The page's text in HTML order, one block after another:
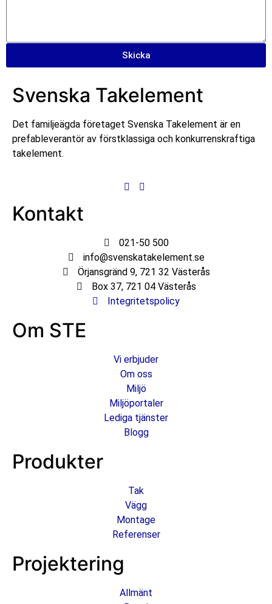
Skicka
Svenska Takelement
Det familjeägda företaget Svenska Takelement är en
prefableverantör av förstklassiga och konkurrenskraftiga
takelement.
Kontakt
021-50 500
info@svenskatakelement.se
Örjansgränd 9, 721 32 Västerås
Box 37, 721 04 Västerås
Integritetspolicy
Om STE
Vi erbjuder
Om oss
Miljö
Miljöportaler
Lediga tjänster
Blogg
Produkter
Tak
Vägg
Montage
Referenser
Projektering
Allmänt